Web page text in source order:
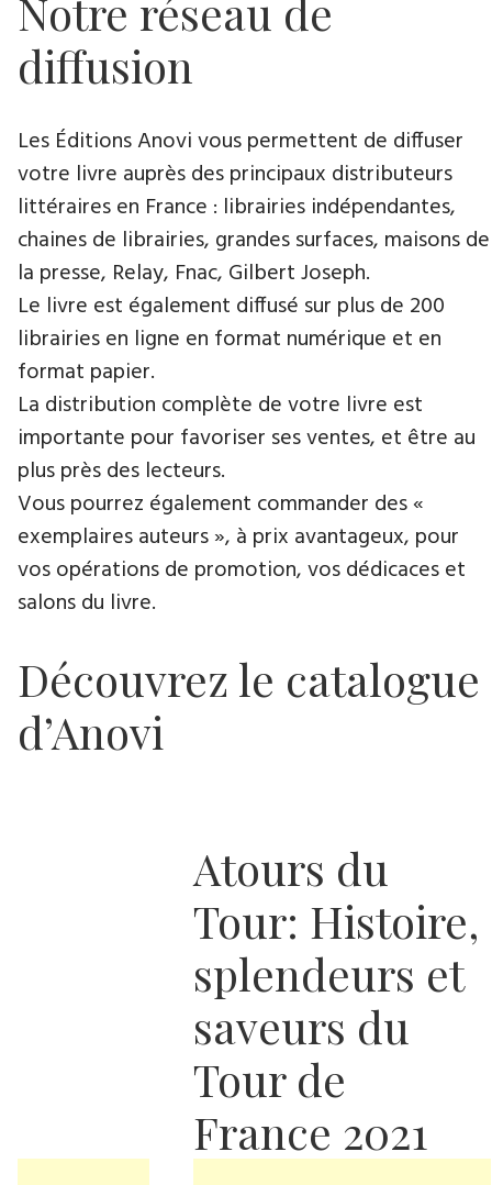
Notre réseau de
diffusion
Les Éditions Anovi vous permettent de diffuser
votre livre auprès des principaux distributeurs
littéraires en France : librairies indépendantes,
chaines de librairies, grandes surfaces, maisons de
la presse, Relay, Fnac, Gilbert Joseph.
Le livre est également diffusé sur plus de 200
librairies en ligne en format numérique et en
format papier.
La distribution complète de votre livre est
importante pour favoriser ses ventes, et être au
plus près des lecteurs.
Vous pourrez également commander des «
exemplaires auteurs », à prix avantageux, pour
vos opérations de promotion, vos dédicaces et
salons du livre.
Découvrez le catalogue
d’Anovi
Atours du
Tour: Histoire,
splendeurs et
saveurs du
Tour de
France 2021